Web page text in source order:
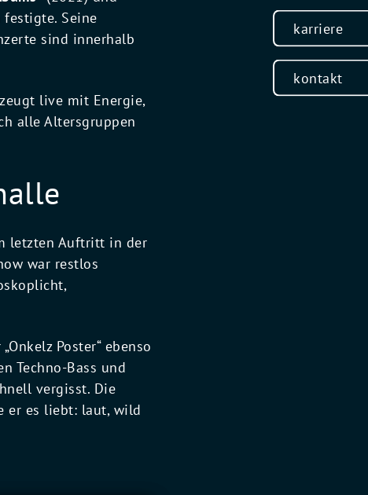
karriere
kontakt
festigte. Seine
sind innerhalb
live mit Energie,
alle Altersgruppen
letzten Auftritt in der
war restlos
Poster“ ebenso
Techno-Bass und
vergisst. Die
er es liebt: laut, wild